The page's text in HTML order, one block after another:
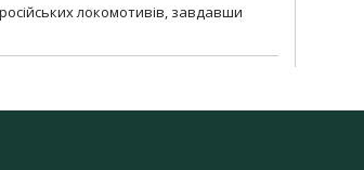
локомотивів, завдавши